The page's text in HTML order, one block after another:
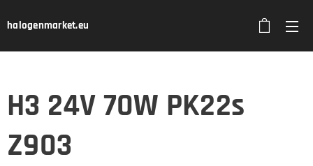
halogenmarket.eu
H3 24V 70W PK22s
Z903